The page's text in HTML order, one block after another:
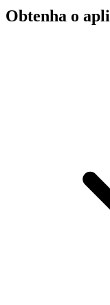
Obtenha o